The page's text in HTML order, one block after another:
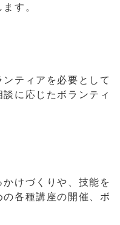
す。
ティアを必要として
に応じたボランティ
けづくりや、技能を
各種講座の開催、ボ